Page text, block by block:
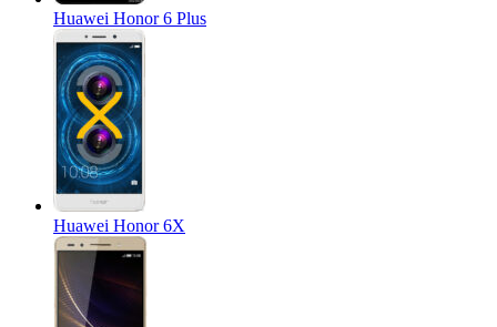
Huawei Honor 6 Plus
Huawei Honor 6X